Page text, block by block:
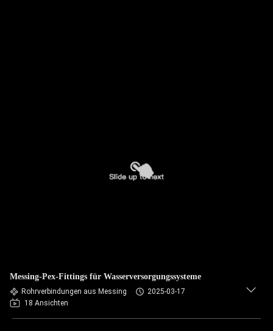
Messing-Pex-Fittings für Wasserversorgungssysteme
Rohrverbindungen aus Messing
2025-03-17
18 Ansichten